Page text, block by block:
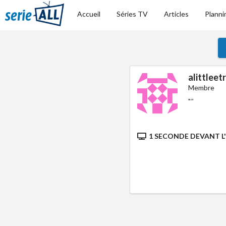
Accueil Séries TV Articles
Membre
""
1 SECONDE DEVANT